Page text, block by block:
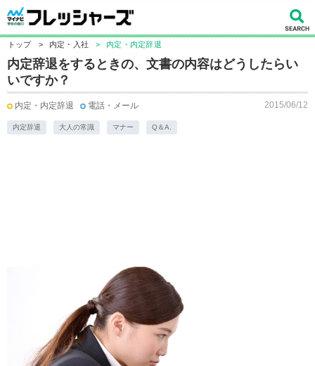
トップ > 内定・入社 > 内定・内定辞退
内定辞退をするときの、文書の内容はどうしたらい
いですか？
内定・内定辞退 電話・メール 2015/06/12
内定辞退 大人の常識 マナー Q＆A.